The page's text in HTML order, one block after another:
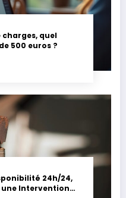
charges, quel
500 euros ?
24h/24,
Intervention